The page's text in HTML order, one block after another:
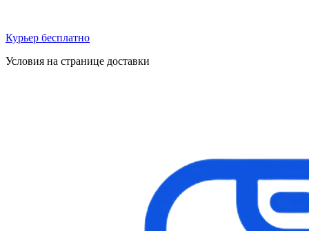
Курьер бесплатно
Условия на странице доставки